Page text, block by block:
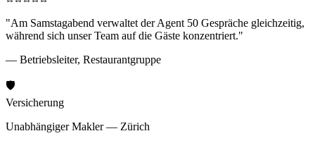
"Am Samstagabend verwaltet der Agent 50 Gespräche gleichzeitig,
während sich unser Team auf die Gäste konzentriert."
— Betriebsleiter, Restaurantgruppe
🛡️
Versicherung
Unabhängiger Makler — Zürich